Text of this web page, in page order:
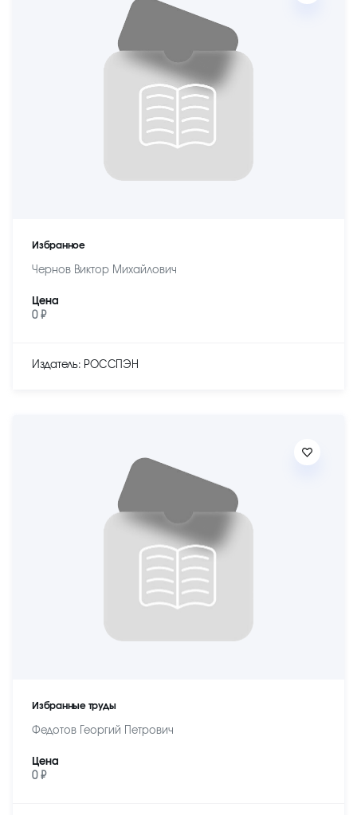
Избранное
Чернов Виктор Михайлович
Цена
0 ₽
Издатель: РОССПЭН
Избранные труды
Федотов Георгий Петрович
Цена
0 ₽